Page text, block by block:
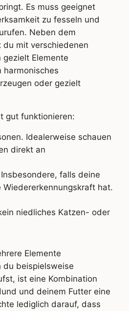
Es muss geeignet
zu fesseln und
Neben dem
du mit verschiedenen
gezielt Elemente
harmonisches
oder gezielt
gut funktionieren:
Idealerweise schauen
direkt an
falls deine
Wiedererkennungskraft hat.
niedliches Katzen- oder
Elemente
du beispielsweise
ist eine Kombination
und deinem Futter eine
lediglich darauf, dass